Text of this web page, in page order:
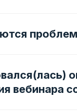
вебинара